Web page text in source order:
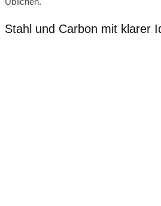
Stahl und Carbon mit klarer